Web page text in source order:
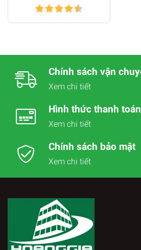
Hưng Q7
Chính sách vận
Xem chi tiết
Hình thức thanh toán
Xem chi tiết
Chính sách bảo mật
Xem chi tiết